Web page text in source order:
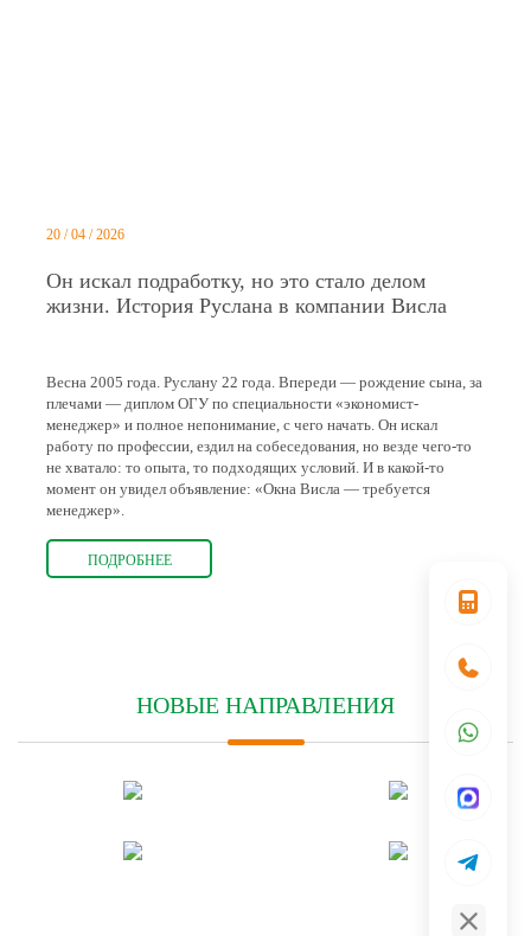
20 / 04 / 2026
Он искал подработку, но это стало делом
жизни. История Руслана в компании Висла
Весна 2005 года. Руслану 22 года. Впереди — рождение сына, за
плечами — диплом ОГУ по специальности «экономист-
менеджер» и полное непонимание, с чего начать. Он искал
работу по профессии, ездил на собеседования, но везде чего-то
не хватало: то опыта, то подходящих условий. И в какой-то
момент он увидел объявление: «Окна Висла — требуется
менеджер».
ПОДРОБНЕЕ
НОВЫЕ НАПРАВЛЕНИЯ